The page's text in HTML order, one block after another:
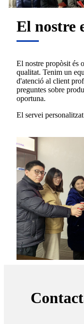
El nostre
El nostre propòsit és
qualitat. Tenim un
d'atenció al client
preguntes sobre
oportuna.
El servei